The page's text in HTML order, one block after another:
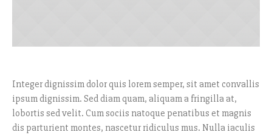
Integer dignissim dolor quis lorem semper, sit amet convallis
ipsum dignissim. Sed diam quam, aliquam a fringilla at,
lobortis sed velit. Cum sociis natoque penatibus et magnis
dis parturient montes, nascetur ridiculus mus. Nulla iaculis